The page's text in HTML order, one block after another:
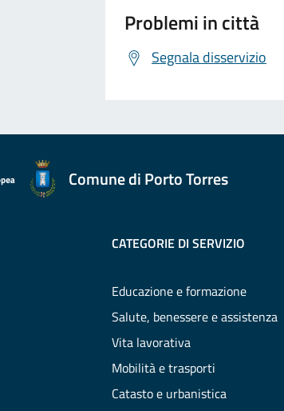
Problemi in città
Segnala disservizio
Comune di Porto Torres
CATEGORIE DI SERVIZIO
Educazione e formazione
Salute, benessere e assistenza
Vita lavorativa
Mobilità e trasporti
Catasto e urbanistica